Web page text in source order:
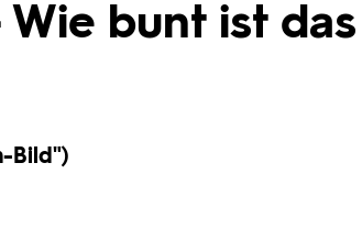
bunt ist
Bild")